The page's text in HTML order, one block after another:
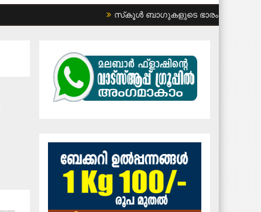
സ്‌കൂള്‍ ബാഗുകളുടെ ഭാരം കുറയ്ക്കണം: